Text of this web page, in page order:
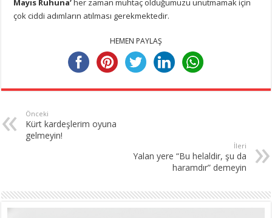
Mayıs Ruhuna’her zaman muhtaç olduğumuzu unutmamak için
çok ciddi adımların atılması gerekmektedir.
HEMEN PAYLAŞ
Önceki
Kürt kardeşlerim oyuna
gelmeyin!
İleri
Yalan yere “Bu helaldir, şu da
haramdır” demeyin